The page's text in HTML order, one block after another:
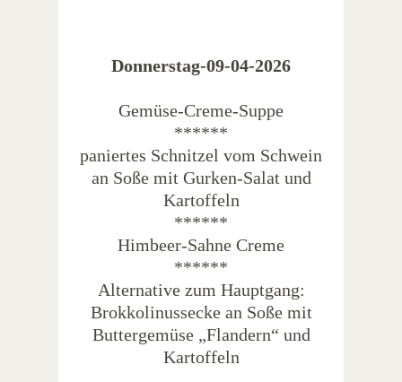
Donnerstag-09-04-2026
Gemüse-Creme-Suppe
******
paniertes Schnitzel vom Schwein
an Soße mit Gurken-Salat und
Kartoffeln
******
Himbeer-Sahne Creme
******
Alternative zum Hauptgang:
Brokkolinussecke an Soße mit
Buttergemüse „Flandern“ und
Kartoffeln